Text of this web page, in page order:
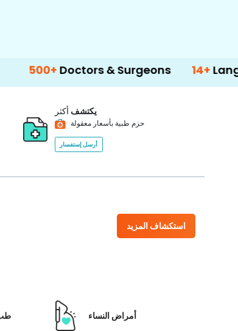
& Surgeons 14+Language
يكتشف أكثر
حزم طبية بأسعار معقولة
أرسل إستفسار
استكشاف المزيد
طب أمراض النساء